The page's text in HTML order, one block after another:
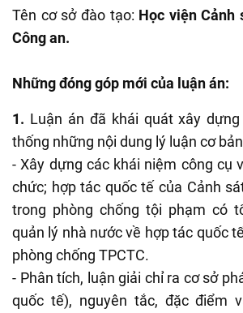
Tên cơ sở đào tạo: Học viện Cảnh
Công an.
Những đóng góp mới của luận án:
1. Luận án đã khái quát xây
thống những nội dung lý luận cơ
- Xây dựng các khái niệm công cụ
chức; hợp tác quốc tế của Cảnh
trong phòng chống tội phạm có
quản lý nhà nước về hợp tác quốc
phòng chống TPCTC.
- Phân tích, luận giải chỉ ra cơ sở
quốc tế), nguyên tắc, đặc điểm